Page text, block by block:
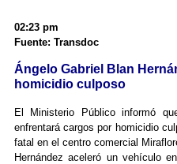
02:23 pm
Fuente: Transdoc
Ángelo Gabriel Blan
homicidio culposo
El Ministerio Público informó
enfrentará cargos por homicidio
fatal en el centro comercial
Hernández aceleró un vehículo